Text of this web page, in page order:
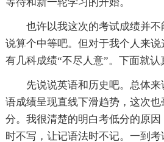
也许以我这次的考试成绩并不
说算个中等吧。但对于我个人来
有几科成绩“不尽人意”。下面就认
先说说英语和历史吧。总体
语成绩呈现直线下滑趋势，这次
分。我很清楚的明白考低分的原
时不写，让记语法时不记。一到考